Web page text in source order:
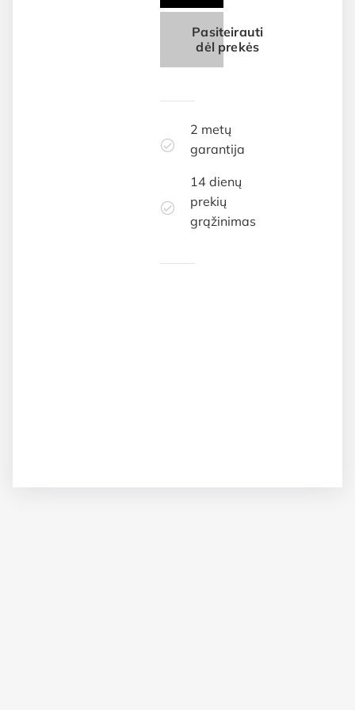
Pasiteirauti
dėl prekės
2 metų
garantija
14 dienų
prekių
grąžinimas